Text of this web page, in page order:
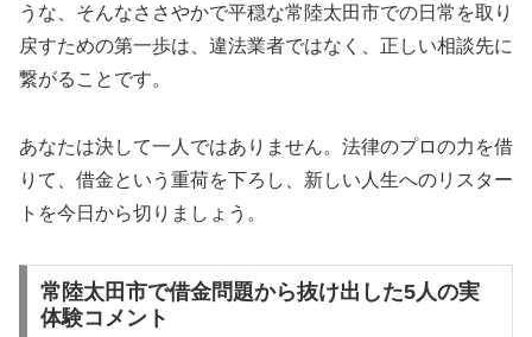
うな、そんなささやかで平穏な常陸太田市での日常を取り
戻すための第一歩は、違法業者ではなく、正しい相談先に
繋がることです。
あなたは決して一人ではありません。法律のプロの力を借
りて、借金という重荷を下ろし、新しい人生へのリスター
トを今日から切りましょう。
常陸太田市で借金問題から抜け出した5人の実
体験コメント